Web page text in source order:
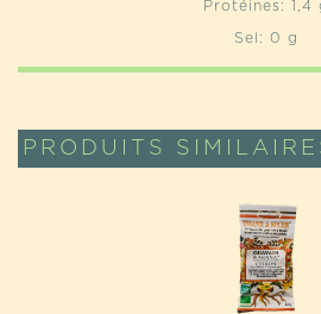
Protéines: 1,4
Sel: 0 g
PRODUITS